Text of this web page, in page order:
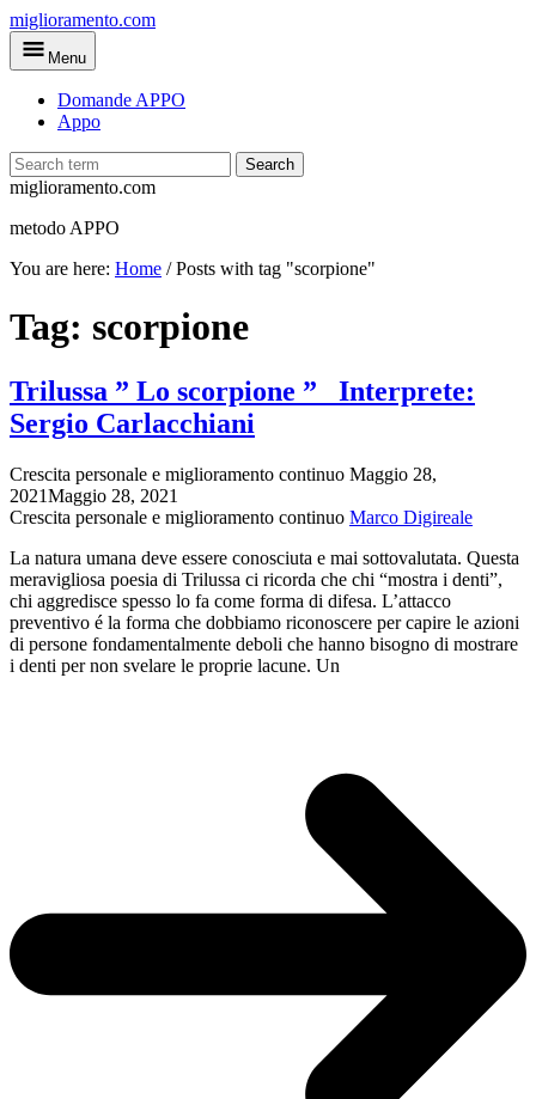
Skip
to
main
miglioramento.com
Menu
Domande APPO
Appo
Search
miglioramento.com
metodo APPO
You are here: Home /Posts with tag "scorpione"
Tag: scorpione
Trilussa ” Lo scorpione ” Interprete:
Sergio Carlacchiani
Crescita personale e miglioramento continuo Maggio 28,
2021Maggio 28, 2021
Crescita personale e miglioramento continuo Marco Digireale
La natura umana deve essere conosciuta e mai sottovalutata. Questa
meravigliosa poesia di Trilussa ci ricorda che chi “mostra i denti”,
chi aggredisce spesso lo fa come forma di difesa. L’attacco
preventivo é la forma che dobbiamo riconoscere per capire le azioni
di persone fondamentalmente deboli che hanno bisogno di mostrare
i denti per non svelare le proprie lacune. Un